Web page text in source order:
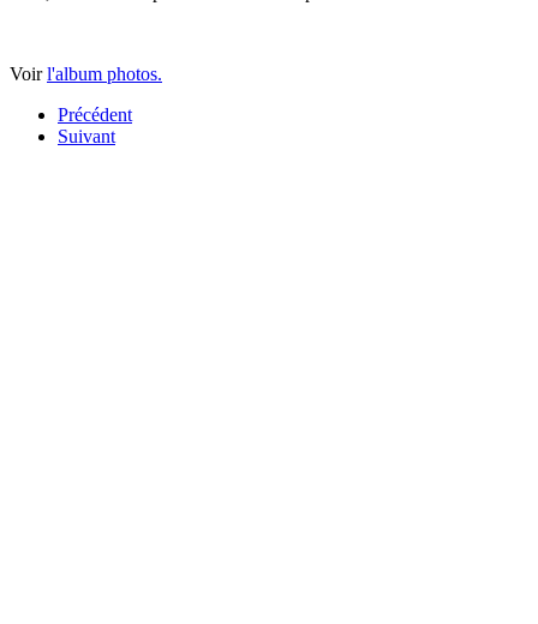
Voirl'album photos.
Précédent
Suivant